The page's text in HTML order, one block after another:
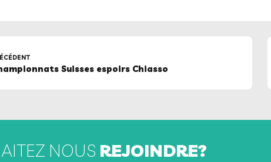
Suisses espoirs Chiasso
NOUS REJOINDRE?